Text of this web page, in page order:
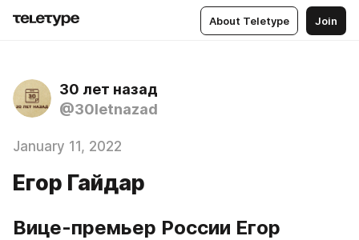
About Teletype Join
30 лет назад
@30letnazad
January 11, 2022
Егор Гайдар
Вице-премьер России Егор